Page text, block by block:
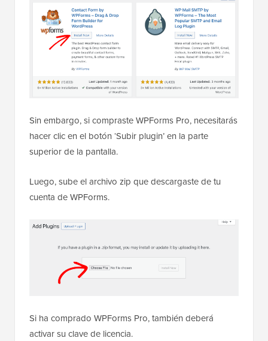
Sin embargo, si compraste WPForms Pro, necesitarás
hacer clic en el botón ‘Subir plugin’ en la parte
superior de la pantalla.
Luego, sube el archivo zip que descargaste de tu
cuenta de WPForms.
Si ha comprado WPForms Pro, también deberá
activar su clave de licencia.